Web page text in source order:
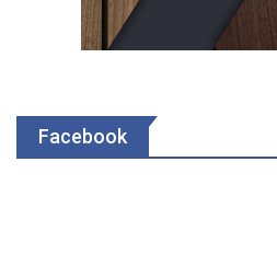
Facebook